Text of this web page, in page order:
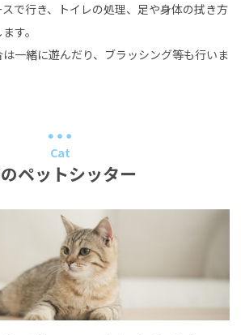
で行き、トイレの処理、足や身体の拭き方
す。
一緒に遊んだり、ブラッシング等も行いま
Cat
ペットシッター